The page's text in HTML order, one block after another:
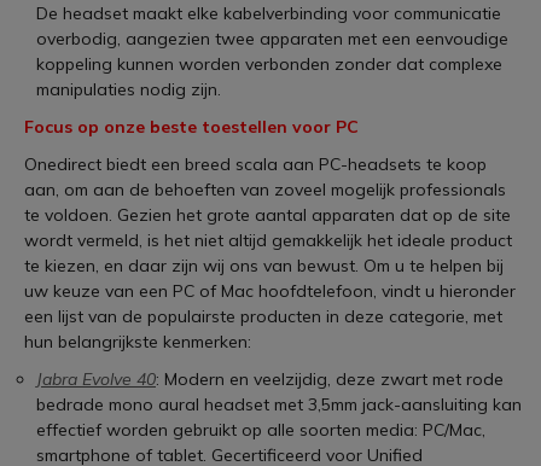
De headset maakt elke kabelverbinding voor communicatie
overbodig, aangezien twee apparaten met een eenvoudige
koppeling kunnen worden verbonden zonder dat complexe
manipulaties nodig zijn.
Focus op onze beste toestellen voor PC
Onedirect biedt een breed scala aan PC-headsets te koop
aan, om aan de behoeften van zoveel mogelijk professionals
te voldoen. Gezien het grote aantal apparaten dat op de site
wordt vermeld, is het niet altijd gemakkelijk het ideale product
te kiezen, en daar zijn wij ons van bewust. Om u te helpen bij
uw keuze van een PC of Mac hoofdtelefoon, vindt u hieronder
een lijst van de populairste producten in deze categorie, met
hun belangrijkste kenmerken:
Jabra Evolve 40: Modern en veelzijdig, deze zwart met rode
bedrade mono aural headset met 3,5mm jack-aansluiting kan
effectief worden gebruikt op alle soorten media: PC/Mac,
smartphone of tablet. Gecertificeerd voor Unified